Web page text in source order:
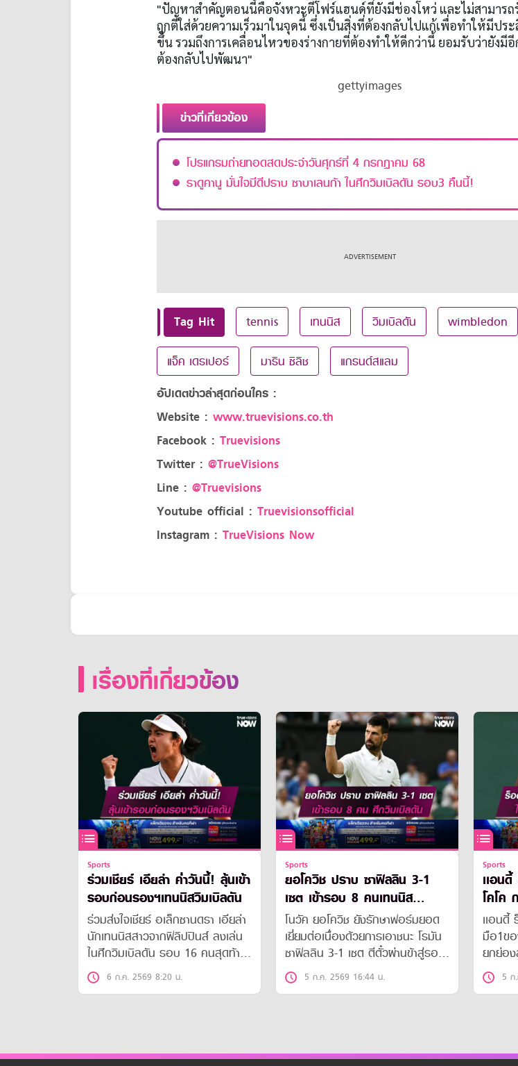
"ปัญหาสำคัญตอนนี้คือจังหวะตีโฟร์แฮนด์ที่ยังมีช่องโหว่ และไม่สามาร
ถูกตีใส่ด้วยความเร็วมาในจุดนี้ ซึ่งเป็นสิ่งที่ต้องกลับไปแก้เพื่อทำให้มีปร
ขึ้น รวมถึงการเคลื่อนไหวของร่างกายที่ต้องทำให้ดีกว่านี้ ยอมรับว่ายังมี
ต้องกลับไปพัฒนา"
gettyimages
ข่าวที่เกี่ยวข้อง
โปรแกรมถ่ายทอดสดประจำวันศุกร์ที่ 4 กรกฎาคม 68
ราดูคานู มั่นใจมีดีปราบ ซาบาเลนก้า ในศึกวิมเบิลดัน รอบ3 คืนนี้!
Tag Hit tennis เทนนิส วิมเบิลดัน wimbledon
แจ็ค เดรเปอร์ มาริน ซิลิช แกรนด์สแลม
อัปเดตข่าวล่าสุดก่อนใคร :
Website : www.truevisions.co.th
Facebook : Truevisions
Twitter : @TrueVisions
Line : @Truevisions
Youtube official : Truevisionsofficial
Instagram : TrueVisions Now
เรื่องที่เกี่ยวข้อง
Sports
ร่วมเชียร์ เอียล่า ค่ำวันนี้! ลุ้นเข้า
รอบก่อนรองฯเทนนิสวิมเบิลดัน
ร่วมส่งใจเชียร์ อเล็กซานดรา เอียล่า
นักเทนนิสสาวจากฟิลิปปินส์ ลงเล่น
ในศึกวิมเบิลดัน รอบ 16 คนสุดท้าย
ดวลกับ จัสมิน เปาลินี มืออันดับ17
ของโลกจากอิตาลี ค่ำคืนวันนี้(6 ก.ค.
6 ก.ค. 2569 8:20 น.
Sports
ยอโควิช ปราบ ซาฟิลลิน 3-1
เซต เข้ารอบ 8 คนเทนนิส
วิมเบิลดัน
โนวัค ยอโควิช ยังรักษาฟอร์มยอด
เยี่ยมต่อเนื่องด้วยการเอาชนะ โรมัน
ซาฟิลลิน 3-1 เซต ตีตั๋วผ่านข้าสู่รอบ
8 คนสุดท้ายของศึกเทนนิสวิมเบิลดัน
2026 สร้างสถิติผ่านเข้ารอบก่อน
5 ก.ค. 2569 16:44 น.
Sports
เเอน
โคโค
ในสน
เเอน
มือ1ข
ยกย่อง
กอฟฟ์
เลยใน
5 ก